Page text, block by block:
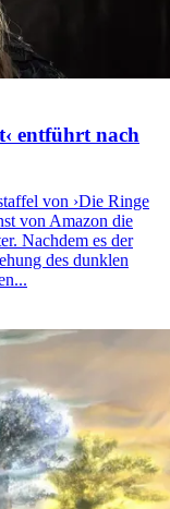
entführt nach
von ›Die Ringe
von Amazon die
Nachdem es der
des dunklen